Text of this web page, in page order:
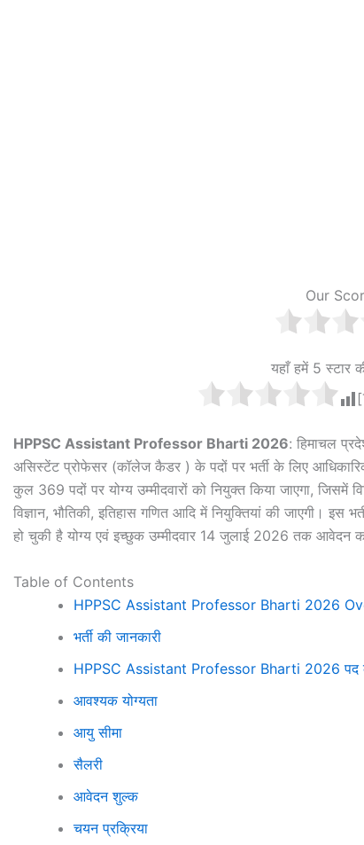
Our
यहाँ हमें 5 स्टार
HPPSC Assistant Professor Bharti 2026: हिमाचल
असिस्टेंट प्रोफेसर (कॉलेज कैडर ) के पदों पर भर्ती के लिए
कुल 369 पदों पर योग्य उम्मीदवारों को नियुक्त किया जाएगा, जिसमें
विज्ञान, भौतिकी, इतिहास गणित आदि में नियुक्तियां की जाएगी।
हो चुकी है योग्य एवं इच्छुक उम्मीदवार 14 जुलाई 2026 तक आवेदन
Table of Contents
HPPSC Assistant Professor Bharti 2026
भर्ती की जानकारी
HPPSC Assistant Professor Bharti 2026 पद
आवश्यक योग्यता
आयु सीमा
सैलरी
आवेदन शुल्क
चयन प्रक्रिया